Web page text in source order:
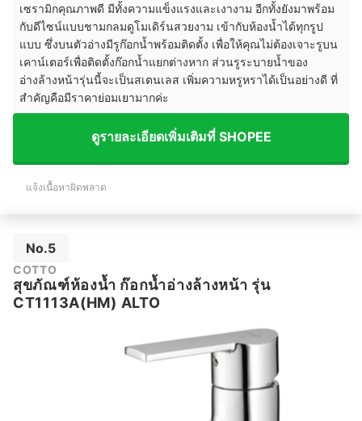
เซรามิกคุณภาพดี มีทั้งความแข็งแรงและเงางาม อีกทั้งยังมาพร้อม
กับดีไซน์แบบชามกลมดูโมเดิร์นสวยงาม เข้ากับห้องน้ำได้ทุกรูป
แบบ ซึ่งบนตัวอ่างมีรูก๊อกน้ำพร้อมติดตั้ง เพื่อให้คุณไม่ต้องเจาะรูบน
เคาน์เตอร์เพื่อติดตั้งก๊อกน้ำแยกต่างหาก ส่วนรูระบายน้ำของ
อ่างล้างหน้ารุ่นนี้จะเป็นสเตนเลส เพิ่มความหรูหราได้เป็นอย่างดี ที่
สำคัญคือมีราคาย่อมเยามากค่ะ
ดูรายละเอียดเพิ่มเติมที่ SHOPEE
แจ้งเนื้อหาผิดพลาด
No.5
COTTO
สุขภัณฑ์ห้องน้ำ ก๊อกน้ำอ่างล้างหน้า รุ่น
CT1113A(HM) ALTO